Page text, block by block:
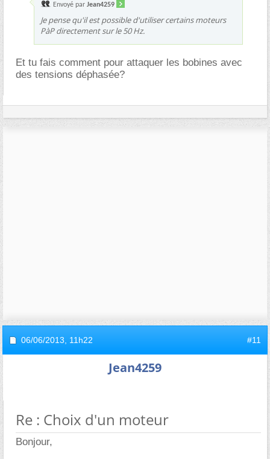
Envoyé par Jean4259
Je pense qu'il est possible d'utiliser certains moteurs
PàP directement sur le 50 Hz.
Et tu fais comment pour attaquer les bobines avec
des tensions déphasée?
06/06/2013, 11h22 #11
Jean4259
Re : Choix d'un moteur
Bonjour,